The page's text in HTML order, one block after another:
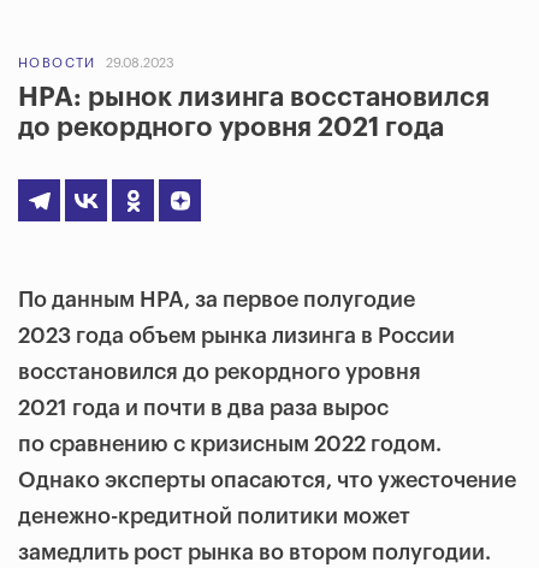
НОВОСТИ 29.08.2023
НРА: рынок лизинга восстановился
до рекордного уровня 2021 года
По данным НРА, за первое полугодие
2023 года объем рынка лизинга в России
восстановился до рекордного уровня
2021 года и почти в два раза вырос
по сравнению с кризисным 2022 годом.
Однако эксперты опасаются, что ужесточение
денежно-кредитной политики может
замедлить рост рынка во втором полугодии.